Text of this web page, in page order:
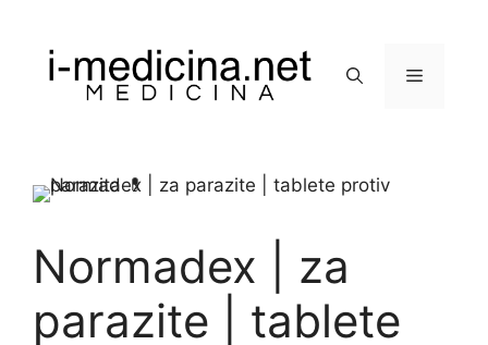
sadržaj
Izbornik
Normadex | za
parazite | tablete